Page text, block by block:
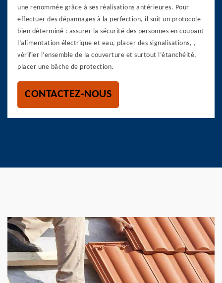
une renommée grâce à ses réalisations antérieures. Pour
effectuer des dépannages à la perfection, il suit un protocole
bien déterminé : assurer la sécurité des personnes en coupant
l’alimentation électrique et eau, placer des signalisations, ,
vérifier l’ensemble de la couverture et surtout l’étanchéité,
placer une bâche de protection.
CONTACTEZ-NOUS